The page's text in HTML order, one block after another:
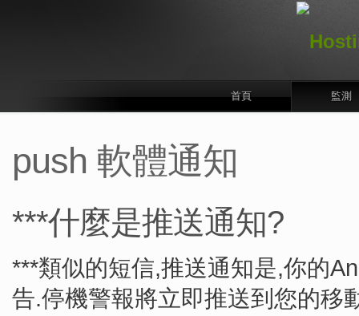
首頁 監測
push 軟體通知
***什麼是推送通知?
***類似的短信,推送通知是,你的
告.停機警報將立即推送到您的移